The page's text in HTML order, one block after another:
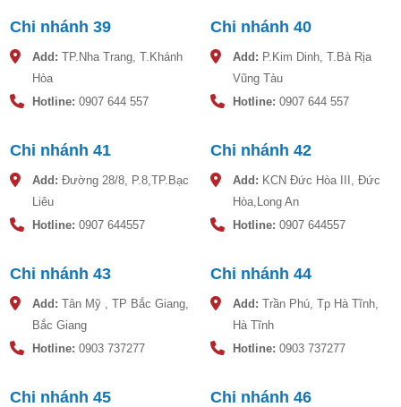
Chi nhánh 39
Add: TP.Nha Trang, T.Khánh
Hòa
Hotline: 0907 644 557
Chi nhánh 40
Add: P.Kim Dinh, T.Bà Rịa
Vũng Tàu
Hotline: 0907 644 557
Chi nhánh 41
Add: Đường 28/8, P.8,TP.Bạc
Liêu
Hotline: 0907 644557
Chi nhánh 42
Add: KCN Đức Hòa III, Đức
Hòa,Long An
Hotline: 0907 644557
Chi nhánh 43
Add: Tân Mỹ , TP Bắc Giang,
Bắc Giang
Hotline: 0903 737277
Chi nhánh 44
Add: Trần Phú, Tp Hà Tĩnh,
Hà Tĩnh
Hotline: 0903 737277
Chi nhánh 45 Chi nhánh 46